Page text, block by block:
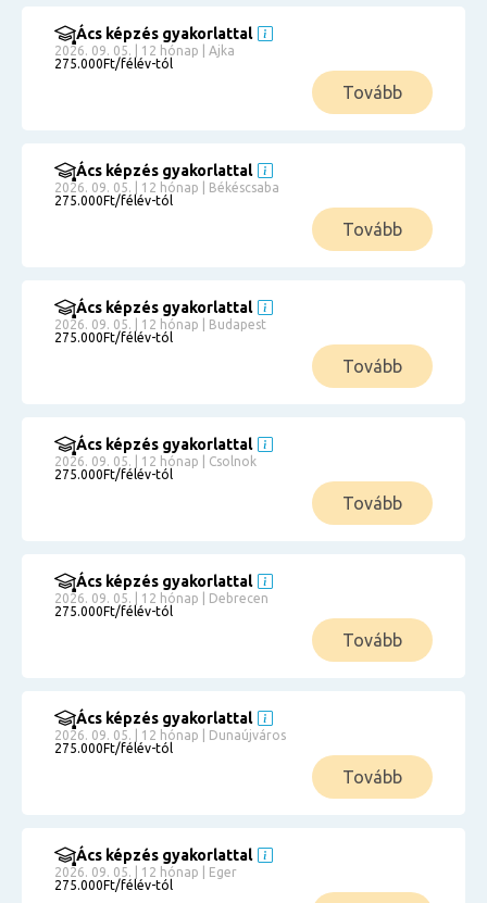
Ács képzés gyakorlattal
2026. 09. 05. | 12 hónap | Ajka
275.000Ft/félév-tól
Tovább
Ács képzés gyakorlattal
2026. 09. 05. | 12 hónap | Békéscsaba
275.000Ft/félév-tól
Tovább
Ács képzés gyakorlattal
2026. 09. 05. | 12 hónap | Budapest
275.000Ft/félév-tól
Tovább
Ács képzés gyakorlattal
2026. 09. 05. | 12 hónap | Csolnok
275.000Ft/félév-tól
Tovább
Ács képzés gyakorlattal
2026. 09. 05. | 12 hónap | Debrecen
275.000Ft/félév-tól
Tovább
Ács képzés gyakorlattal
2026. 09. 05. | 12 hónap | Dunaújváros
275.000Ft/félév-tól
Tovább
Ács képzés gyakorlattal
2026. 09. 05. | 12 hónap | Eger
275.000Ft/félév-tól